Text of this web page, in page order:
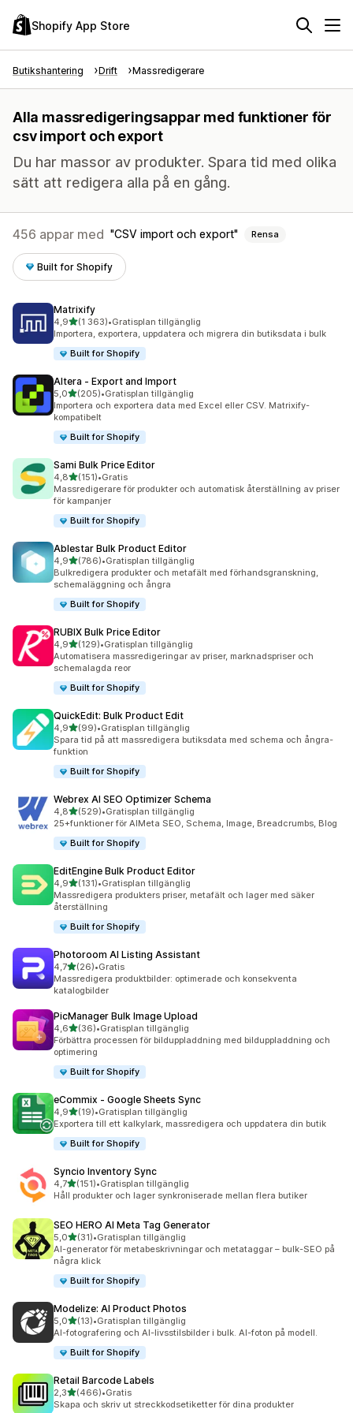
Shopify App Store
Butikshantering Drift Massredigerare
Alla massredigeringsappar med funktioner för
csv import och export
Du har massor av produkter. Spara tid med olika
sätt att redigera alla på en gång.
456 appar med CSV import och export Rensa
Built for Shopify
Matrixify
4,9av 5 stjärnor
(1 363)
1363 recensioner totalt
•Gratisplan tillgänglig
Importera, exportera, uppdatera och migrera din butiksdata i bulk
Built for Shopify
Altera ‑ Export and Import
5,0av 5 stjärnor
(205)
205 recensioner totalt
•Gratisplan tillgänglig
Importera och exportera data med Excel eller CSV. Matrixify-
kompatibelt
Built for Shopify
Sami Bulk Price Editor
4,8av 5 stjärnor
(151)
151 recensioner totalt
•Gratis
Massredigerare för produkter och automatisk återställning av priser
för kampanjer
Built for Shopify
Ablestar Bulk Product Editor
4,9av 5 stjärnor
(786)
786 recensioner totalt
•Gratisplan tillgänglig
Bulkredigera produkter och metafält med förhandsgranskning,
schemaläggning och ångra
Built for Shopify
RUBIX Bulk Price Editor
4,9av 5 stjärnor
(129)
129 recensioner totalt
•Gratisplan tillgänglig
Automatisera massredigeringar av priser, marknadspriser och
schemalagda reor
Built for Shopify
QuickEdit: Bulk Product Edit
4,9av 5 stjärnor
(99)
99 recensioner totalt
•Gratisplan tillgänglig
Spara tid på att massredigera butiksdata med schema och ångra-
funktion
Built for Shopify
Webrex AI SEO Optimizer Schema
4,8av 5 stjärnor
(529)
529 recensioner totalt
•Gratisplan tillgänglig
25+funktioner för AIMeta SEO, Schema, Image, Breadcrumbs, Blog
Built for Shopify
EditEngine Bulk Product Editor
4,9av 5 stjärnor
(131)
131 recensioner totalt
•Gratisplan tillgänglig
Massredigera produkters priser, metafält och lager med säker
återställning
Built for Shopify
Photoroom AI Listing Assistant
4,7av 5 stjärnor
(26)
26 recensioner totalt
•Gratis
Massredigera produktbilder: optimerade och konsekventa
katalogbilder
PicManager Bulk Image Upload
4,6av 5 stjärnor
(36)
36 recensioner totalt
•Gratisplan tillgänglig
Förbättra processen för bilduppladdning med bilduppladdning och
optimering
Built for Shopify
eCommix ‑ Google Sheets Sync
4,9av 5 stjärnor
(19)
19 recensioner totalt
•Gratisplan tillgänglig
Exportera till ett kalkylark, massredigera och uppdatera din butik
Built for Shopify
Syncio Inventory Sync
4,7av 5 stjärnor
(151)
151 recensioner totalt
•Gratisplan tillgänglig
Håll produkter och lager synkroniserade mellan flera butiker
SEO HERO AI Meta Tag Generator
5,0av 5 stjärnor
(31)
31 recensioner totalt
•Gratisplan tillgänglig
AI-generator för metabeskrivningar och metataggar – bulk-SEO på
några klick
Built for Shopify
Modelize: AI Product Photos
5,0av 5 stjärnor
(13)
13 recensioner totalt
•Gratisplan tillgänglig
AI-fotografering och AI-livsstilsbilder i bulk. AI-foton på modell.
Built for Shopify
Retail Barcode Labels
2,3av 5 stjärnor
(466)
466 recensioner totalt
•Gratis
Skapa och skriv ut streckkodsetiketter för dina produkter